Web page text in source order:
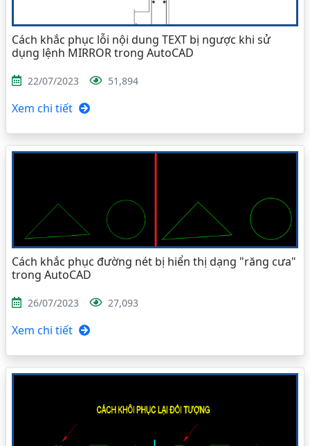
Cách khắc phục lỗi nội dung TEXT bị ngược khi sử
dụng lệnh MIRROR trong AutoCAD
22/07/2023 51,894
Xem chi tiết
Cách khắc phục đường nét bị hiển thị dạng "răng cưa"
trong AutoCAD
26/07/2023 27,093
Xem chi tiết